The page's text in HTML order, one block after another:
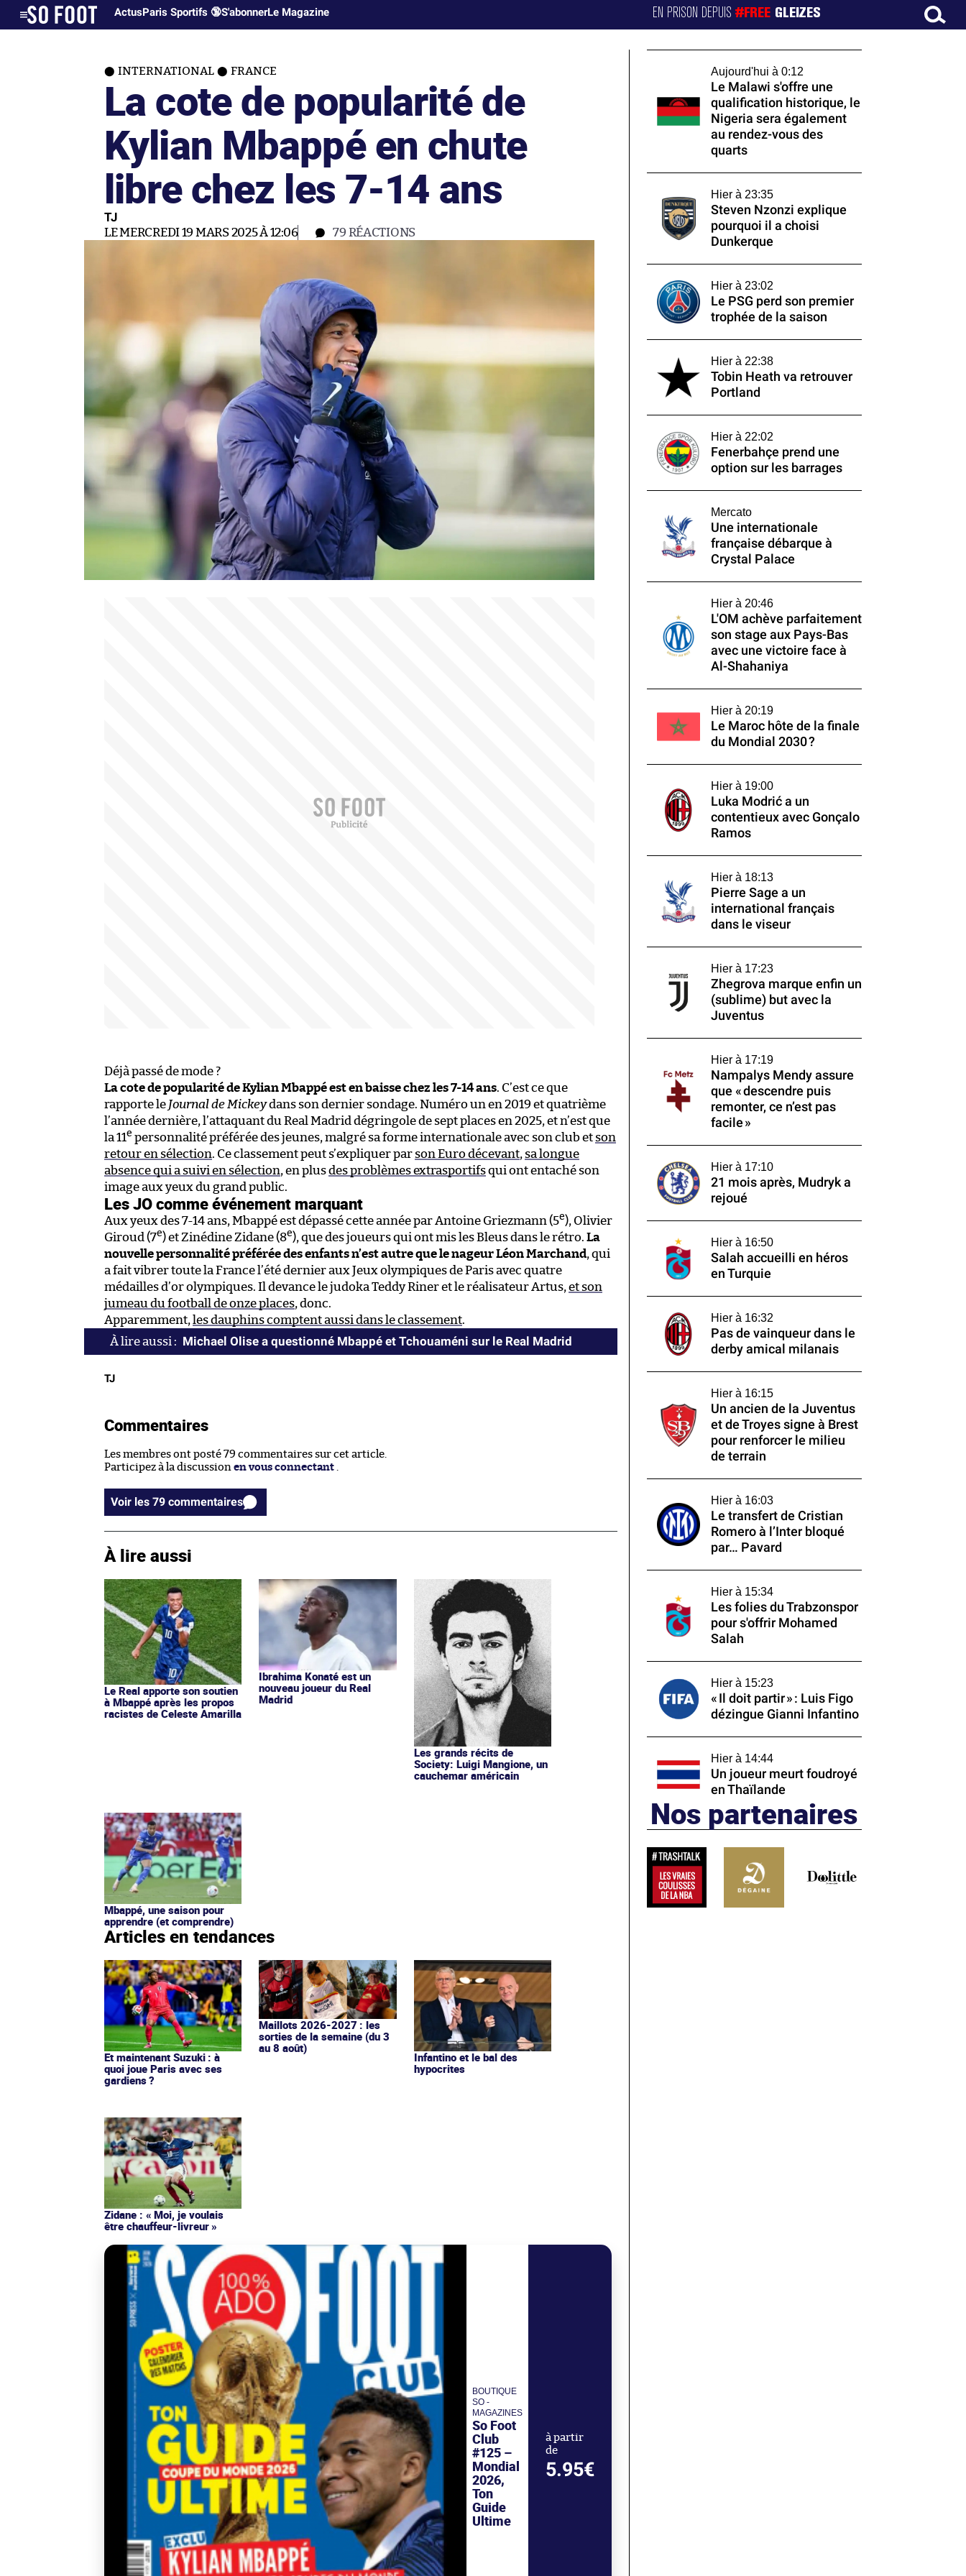
ActusParis Sportifs 🔞S'abonnerLe Magazine EN PRISON DEPUIS#FREE GLEIZES
INTERNATIONAL FRANCE
La cote de popularité de
Kylian Mbappé en chute
libre chez les 7-14 ans
TJ
LE MERCREDI 19 MARS 2025 À 12:06 79 RÉACTIONS
Déjà passé de mode ?
La cote de popularité de Kylian Mbappé est en baisse chez les 7-14 ans. C’est ce que
rapporte le Journal de Mickeydans son dernier sondage. Numéro un en 2019 et quatrième
l’année dernière, l’attaquant du Real Madrid dégringole de sept places en 2025, et n’est que
la 11e personnalité préférée des jeunes, malgré sa forme internationale avec son club et son
retour en sélection. Ce classement peut s’expliquer par son Euro décevant, sa longue
absence qui a suivi en sélection, en plusdes problèmes extrasportifsqui ont entaché son
image aux yeux du grand public.
Les JO comme événement marquant
Aux yeux des 7-14 ans, Mbappé est dépassé cette année par Antoine Griezmann (5e), Olivier
Giroud (7e) et Zinédine Zidane (8e), que des joueurs qui ont mis les Bleus dans le rétro. La
nouvelle personnalité préférée des enfants n’est autre que le nageur Léon Marchand, qui
a fait vibrer toute la France l’été dernier aux Jeux olympiques de Paris avec quatre
médailles d’or olympiques. Il devance le judoka Teddy Riner et le réalisateur Artus, et son
jumeau du football de onze places, donc.
Apparemment, les dauphins comptent aussi dans le classement.
Michael Olise a questionné Mbappé et Tchouaméni sur le Real Madrid
TJ
Commentaires
Les membres ont posté 79 commentaires sur cet article.
Participez à la discussion en vous connectant
Voir les 79 commentaires
À lire aussi
Le Real apporte son soutien
à Mbappé après les propos
racistes de Celeste Amarilla
Ibrahima Konaté est un
nouveau joueur du Real
Madrid
Les grands récits de
Society: Luigi Mangione, un
cauchemar américain
Mbappé, une saison pour
apprendre (et comprendre)
Articles en tendances
Et maintenant Suzuki : à
quoi joue Paris avec ses
gardiens ?
Maillots 2026-2027 : les
sorties de la semaine (du 3
au 8 août)
Infantino et le bal des
hypocrites
Zidane : « Moi, je voulais
être chauffeur-livreur »
BOUTIQUE
SO -
MAGAZINES
So Foot
Club
#125 –
Mondial
2026,
Ton
Guide
Ultime
à partir
de
5.95€
Aujourd'hui à 0:12
Le Malawi s'offre une
qualification historique, le
Nigeria sera également
au rendez-vous des
quarts
Hier à 23:35
Steven Nzonzi explique
pourquoi il a choisi
Dunkerque
Hier à 23:02
Le PSG perd son premier
trophée de la saison
Hier à 22:38
Tobin Heath va retrouver
Portland
Hier à 22:02
Fenerbahçe prend une
option sur les barrages
Mercato
Une internationale
française débarque à
Crystal Palace
Hier à 20:46
L'OM achève parfaitement
son stage aux Pays-Bas
avec une victoire face à
Al-Shahaniya
Hier à 20:19
Le Maroc hôte de la finale
du Mondial 2030 ?
Hier à 19:00
Luka Modrić a un
contentieux avec Gonçalo
Ramos
Hier à 18:13
Pierre Sage a un
international français
dans le viseur
Hier à 17:23
Zhegrova marque enfin un
(sublime) but avec la
Juventus
Hier à 17:19
Nampalys Mendy assure
que « descendre puis
remonter, ce n’est pas
facile »
Hier à 17:10
21 mois après, Mudryk a
rejoué
Hier à 16:50
Salah accueilli en héros
en Turquie
Hier à 16:32
Pas de vainqueur dans le
derby amical milanais
Hier à 16:15
Un ancien de la Juventus
et de Troyes signe à Brest
pour renforcer le milieu
de terrain
Hier à 16:03
Le transfert de Cristian
Romero à l’Inter bloqué
par… Pavard
Hier à 15:34
Les folies du Trabzonspor
pour s'offrir Mohamed
Salah
Hier à 15:23
« Il doit partir » : Luis Figo
dézingue Gianni Infantino
Hier à 14:44
Un joueur meurt foudroyé
en Thaïlande
Nos partenaires